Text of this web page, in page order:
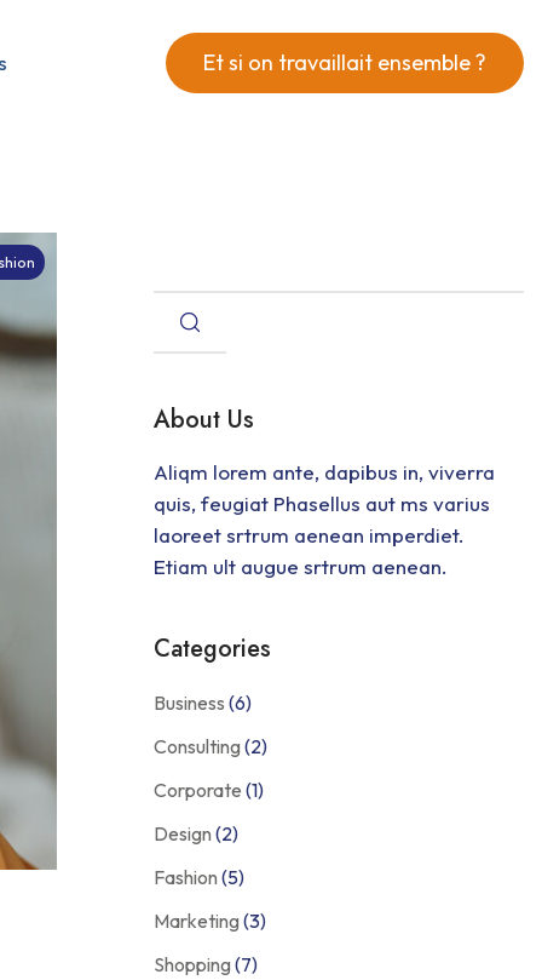
Et si on travaillait ensemble ?
About Us
Aliqm lorem ante, dapibus in, viverra
quis, feugiat Phasellus aut ms varius
laoreet srtrum aenean imperdiet.
Etiam ult augue srtrum aenean.
Categories
Business (6)
Consulting (2)
Corporate (1)
Design (2)
Fashion (5)
Marketing (3)
Shopping (7)